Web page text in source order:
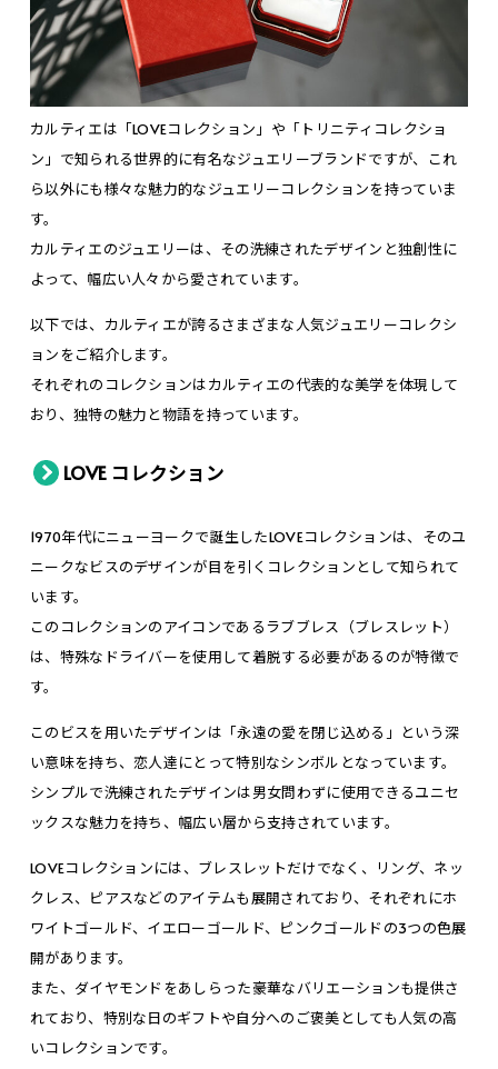
カルティエは「LOVEコレクション」や「トリニティコレクショ
ン」で知られる世界的に有名なジュエリーブランドですが、これ
ら以外にも様々な魅力的なジュエリーコレクションを持っていま
す。
カルティエのジュエリーは、その洗練されたデザインと独創性に
よって、幅広い人々から愛されています。
以下では、カルティエが誇るさまざまな人気ジュエリーコレクシ
ョンをご紹介します。
それぞれのコレクションはカルティエの代表的な美学を体現して
おり、独特の魅力と物語を持っています。
LOVE コレクション
1970年代にニューヨークで誕生したLOVEコレクションは、そのユ
ニークなビスのデザインが目を引くコレクションとして知られて
います。
このコレクションのアイコンであるラブブレス（ブレスレット）
は、特殊なドライバーを使用して着脱する必要があるのが特徴で
す。
このビスを用いたデザインは「永遠の愛を閉じ込める」という深
い意味を持ち、恋人達にとって特別なシンボルとなっています。
シンプルで洗練されたデザインは男女問わずに使用できるユニセ
ックスな魅力を持ち、幅広い層から支持されています。
LOVEコレクションには、ブレスレットだけでなく、リング、ネッ
クレス、ピアスなどのアイテムも展開されており、それぞれにホ
ワイトゴールド、イエローゴールド、ピンクゴールドの3つの色展
開があります。
また、ダイヤモンドをあしらった豪華なバリエーションも提供さ
れており、特別な日のギフトや自分へのご褒美としても人気の高
いコレクションです。